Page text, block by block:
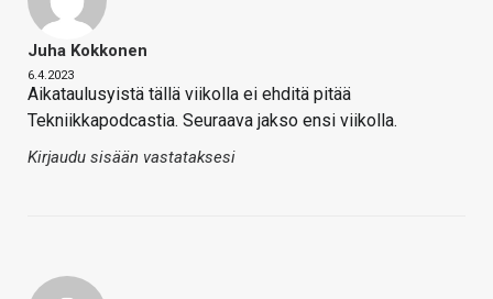
Juha Kokkonen
6.4.2023
Aikataulusyistä tällä viikolla ei ehditä pitää
Tekniikkapodcastia. Seuraava jakso ensi viikolla.
Kirjaudu sisään vastataksesi